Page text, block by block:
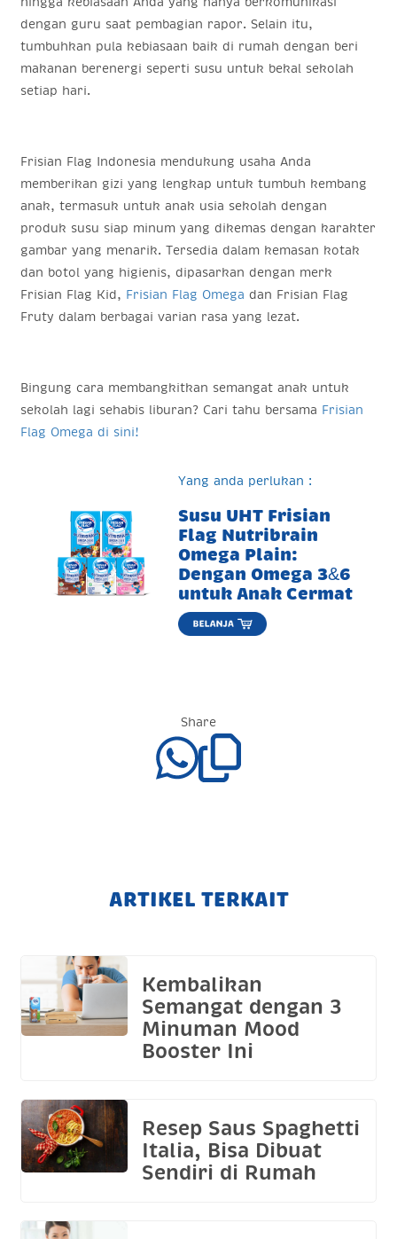
dengan guru saat pembagian rapor. Selain itu,
tumbuhkan pula kebiasaan baik di rumah dengan beri
makanan berenergi seperti susu untuk bekal sekolah
setiap hari.
Frisian Flag Indonesia mendukung usaha Anda
memberikan gizi yang lengkap untuk tumbuh kembang
anak, termasuk untuk anak usia sekolah dengan
produk susu siap minum yang dikemas dengan karakter
gambar yang menarik. Tersedia dalam kemasan kotak
dan botol yang higienis, dipasarkan dengan merk
Frisian Flag Kid, Frisian Flag Omega dan Frisian Flag
Fruty dalam berbagai varian rasa yang lezat.
Bingung cara membangkitkan semangat anak untuk
sekolah lagi sehabis liburan? Cari tahu bersama Frisian
Flag Omega di sini!
Yang anda perlukan :
Susu UHT Frisian
Flag Nutribrain
Omega Plain:
Dengan Omega 3&6
untuk Anak Cermat
Share
ARTIKEL TERKAIT
Kembalikan
Semangat dengan 3
Minuman Mood
Booster Ini
Resep Saus Spaghetti
Italia, Bisa Dibuat
Sendiri di Rumah